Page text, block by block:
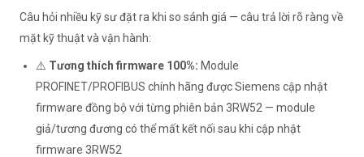
Câu hỏi nhiều kỹ sư đặt ra khi so sánh giá — câu trả lời rõ ràng về
mặt kỹ thuật và vận hành:
⚠️ Tương thích firmware 100%: Module
PROFINET/PROFIBUS chính hãng được Siemens cập nhật
firmware đồng bộ với từng phiên bản 3RW52 — module
giả/tương đương có thể mất kết nối sau khi cập nhật
firmware 3RW52